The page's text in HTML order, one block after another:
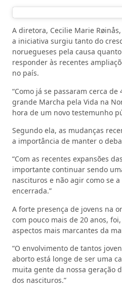
A diretora, Cecilie Marie
a iniciativa surgiu tanto do
noruegueses pela causa
responder às recentes
no país.
“Como já se passaram cerca
grande Marcha pela Vida na
hora de um novo testemunho
Segundo ela, as mudanças
a importância de manter o
“Com as recentes expansões
importante continuar sendo
nascituros e não agir como se
encerrada.”
A forte presença de jovens na
com pouco mais de 20 anos,
aspectos mais marcantes da
“O envolvimento de tantos
aborto está longe de ser uma
muita gente da nossa geração
dos nascituros.”